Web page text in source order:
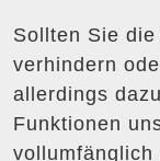
Sollten Sie
verhindern
allerdings
Funktionen
vollumfänglich